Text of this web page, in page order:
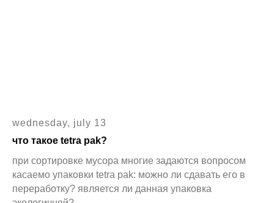
wednesday, july 13
что такое tetra pak?
при сортировке мусора многие задаются вопросом
касаемо упаковки tetra pak: можно ли сдавать его в
переработку? является ли данная упаковка